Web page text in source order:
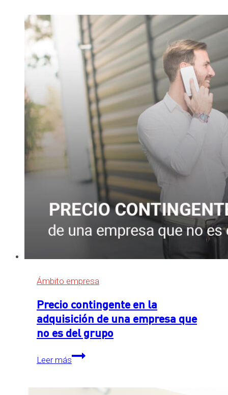
responsabilidad
de
los
administradores
ante
depósito
Cuentas
Anuales?
Ámbito empresa
Precio contingente en la
adquisición de una empresa que
no es del grupo
Leer más
Precio
contingente